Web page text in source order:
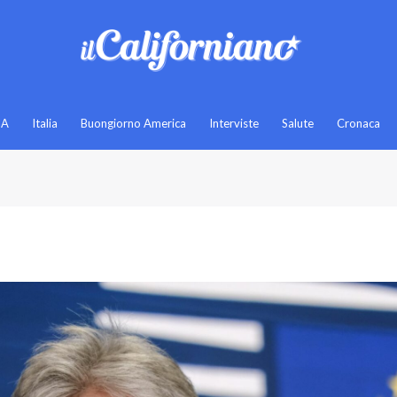
Italia Buongiorno America Interviste Salute Cronaca